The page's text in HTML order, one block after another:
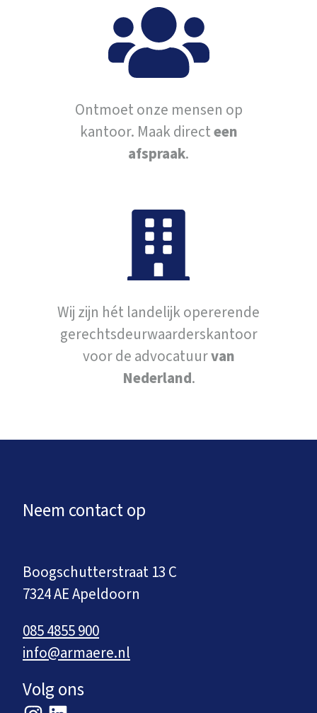
Ontmoet onze mensen op
kantoor. Maak directeen
afspraak.
Wij zijn hét landelijk opererende
gerechtsdeurwaarderskantoor
voor de advocatuurvan
Nederland.
Neem contact op
Boogschutterstraat 13 C
7324 AE Apeldoorn
085 4855 900
info@armaere.nl
Volg ons